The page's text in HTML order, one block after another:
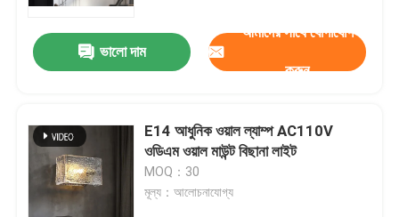
কারখানা পরিদর্শন
আমাদের সাথে যোগাযোগ
ব্লগ
ভালো দাম
আমাদের সাথে যোগাযোগ
করুন
E14 আধুনিক ওয়াল ল্যাম্প AC110V
ওডিএম ওয়াল মাউন্ট বিছানা লাইট
MOQ：30
মূল্য：আলোচনাযোগ্য